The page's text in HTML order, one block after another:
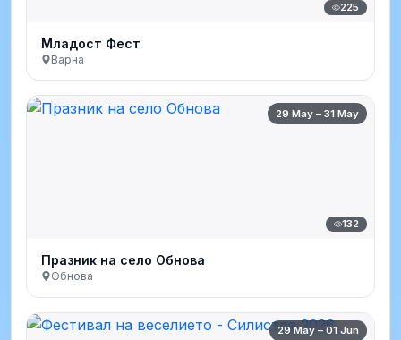
225
Младост Фест
Варна
29 May – 31 May
132
Празник на село Обнова
Обнова
29 May – 01 Jun